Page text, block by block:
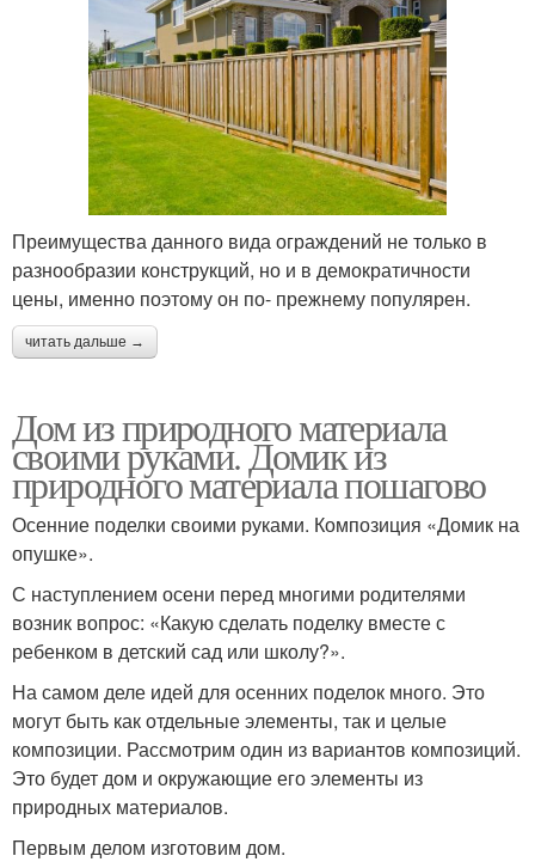
Преимущества данного вида ограждений не только в
разнообразии конструкций, но и в демократичности
цены, именно поэтому он по- прежнему популярен.
читать дальше →
Дом из природного материала
своими руками. Домик из
природного материала пошагово
Осенние поделки своими руками. Композиция «Домик на
опушке».
С наступлением осени перед многими родителями
возник вопрос: «Какую сделать поделку вместе с
ребенком в детский сад или школу?».
На самом деле идей для осенних поделок много. Это
могут быть как отдельные элементы, так и целые
композиции. Рассмотрим один из вариантов композиций.
Это будет дом и окружающие его элементы из
природных материалов.
Первым делом изготовим дом.